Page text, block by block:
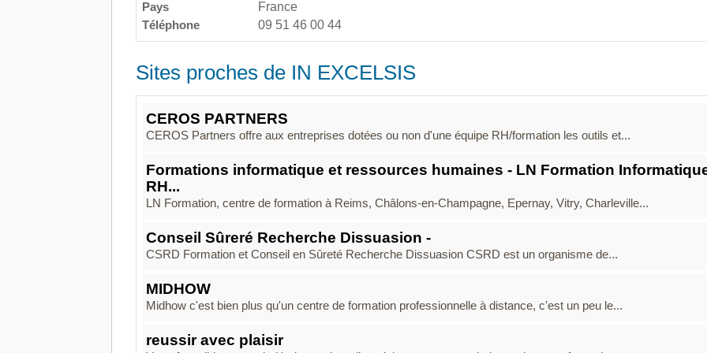
Pays
France
Téléphone
09 51 46 00 44
Sites proches de IN EXCELSIS
CEROS PARTNERS
CEROS Partners offre aux entreprises dotées ou non d'une équipe RH/formation les outils et...
Formations informatique et ressources humaines - LN Formation
RH...
LN Formation, centre de formation à Reims, Châlons-en-Champagne, Epernay, Vitry, Charleville...
Conseil Sûreré Recherche Dissuasion -
CSRD Formation et Conseil en Sûreté Recherche Dissuasion CSRD est un organisme de...
MIDHOW
Midhow c'est bien plus qu'un centre de formation professionnelle à distance, c'est un peu le...
reussir avec plaisir